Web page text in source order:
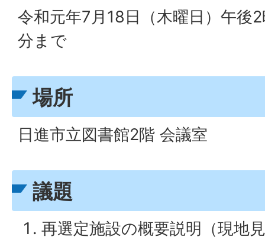
令和元年7月18日（木曜日）午後
分まで
場所
日進市立図書館2階 会議室
議題
再選定施設の概要説明（現地